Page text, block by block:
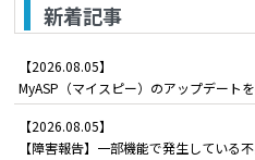
新着記事
【2026.08.05】
MyASP（マイスピー）のアップデートを
【2026.08.05】
【障害報告】一部機能で発生してい